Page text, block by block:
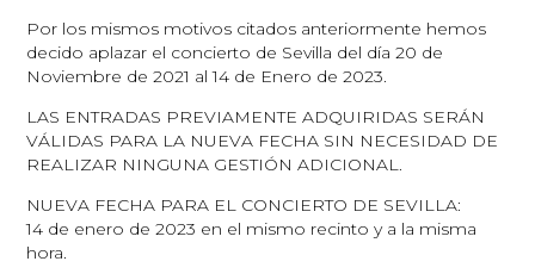
Por los mismos motivos citados anteriormente hemos
decido aplazar el concierto de Sevilla del día 20 de
Noviembre de 2021 al 14 de Enero de 2023.
LAS ENTRADAS PREVIAMENTE ADQUIRIDAS SERÁN
VÁLIDAS PARA LA NUEVA FECHA SIN NECESIDAD DE
REALIZAR NINGUNA GESTIÓN ADICIONAL.
NUEVA FECHA PARA EL CONCIERTO DE SEVILLA:
14 de enero de 2023 en el mismo recinto y a la misma
hora.